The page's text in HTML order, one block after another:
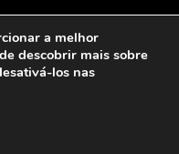
0001-60- Todos direitos
a melhor
descobrir mais sobre
los nas